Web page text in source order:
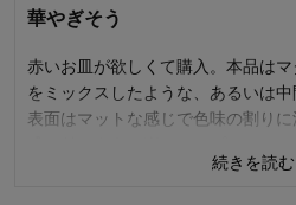
デザイン・色
購入商品： (限定カ
購入のきっかけ： ネット
華やぎそう
赤いお皿が欲しくて購入。本品は
をミックスしたような、あるいは中
表面はマットな感じで色味の割り
続きを読む